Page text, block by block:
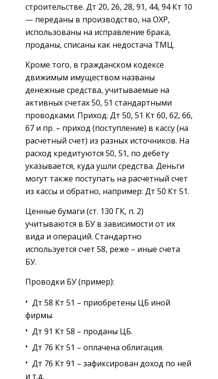
строительстве. Дт 20, 26, 28, 91, 44, 94 Кт 10
— переданы в производство, на ОХР,
использованы на исправление брака,
проданы, списаны как недостача ТМЦ.
Кроме того, в гражданском кодексе
движимым имуществом названы
денежные средства, учитываемые на
активных счетах 50, 51 стандартными
проводками. Приход: Дт 50, 51 Кт 60, 62, 66,
67 и пр. – приход (поступление) в кассу (на
расчетный счет) из разных источников. На
расход кредитуются 50, 51, по дебету
указывается, куда ушли средства. Деньги
могут также поступать на расчетный счет
из кассы и обратно, например: Дт 50 Кт 51.
Ценные бумаги (ст. 130 ГК, п. 2)
учитываются в БУ в зависимости от их
вида и операций. Стандартно
используется счет 58, реже – иные счета
БУ.
Проводки БУ (пример):
Дт 58 Кт 51 – приобретены ЦБ иной
фирмы.
Дт 91 Кт 58 – проданы ЦБ.
Дт 76 Кт 51 – оплачена облигация.
Дт 76 Кт 91 – зафиксирован доход по ней
и т.д.